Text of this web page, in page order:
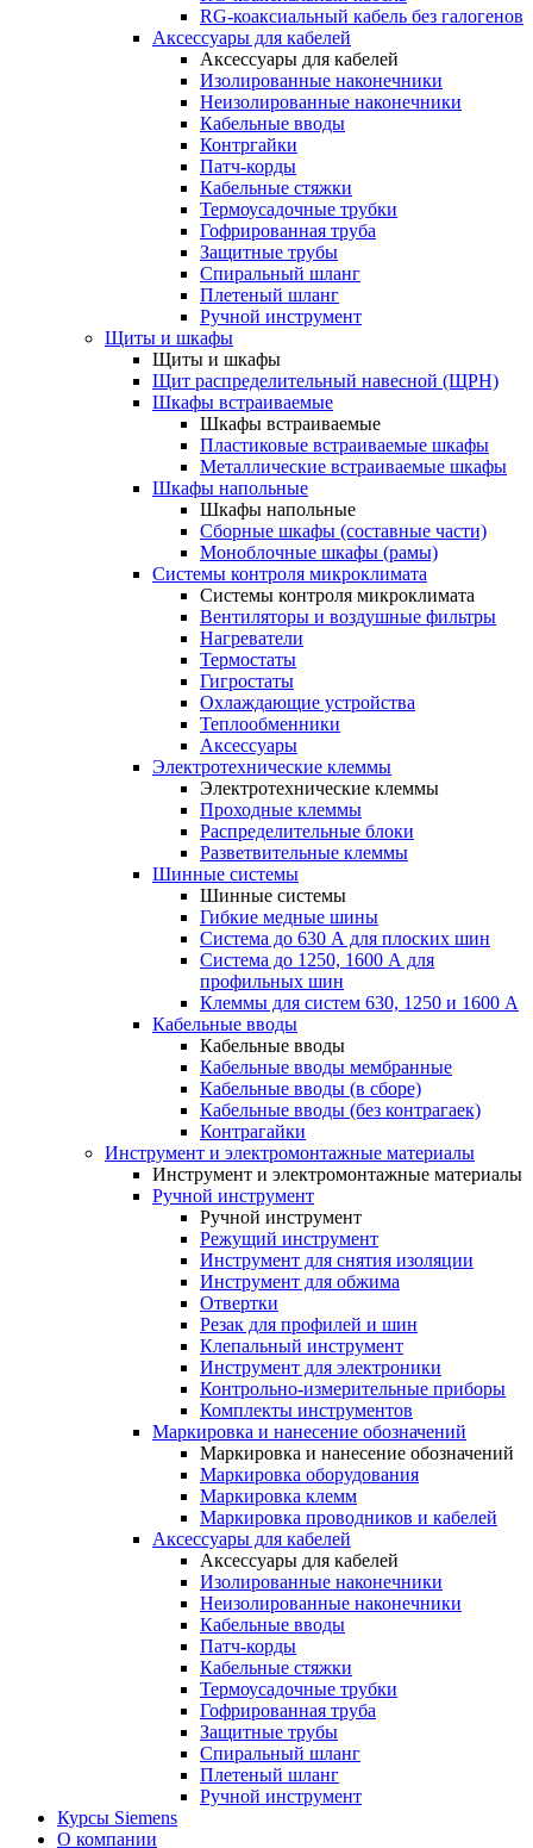
RG-коаксиальный кабель без галогенов
Аксессуары для кабелей
Аксессуары для кабелей
Изолированные наконечники
Неизолированные наконечники
Кабельные вводы
Контргайки
Патч-корды
Кабельные стяжки
Термоусадочные трубки
Гофрированная труба
Защитные трубы
Спиральный шланг
Плетеный шланг
Ручной инструмент
Щиты и шкафы
Щиты и шкафы
Щит распределительный навесной (ЩРН)
Шкафы встраиваемые
Шкафы встраиваемые
Пластиковые встраиваемые шкафы
Металлические встраиваемые шкафы
Шкафы напольные
Шкафы напольные
Сборные шкафы (составные части)
Моноблочные шкафы (рамы)
Системы контроля микроклимата
Системы контроля микроклимата
Вентиляторы и воздушные фильтры
Нагреватели
Термостаты
Гигростаты
Охлаждающие устройства
Теплообменники
Аксессуары
Электротехнические клеммы
Электротехнические клеммы
Проходные клеммы
Распределительные блоки
Разветвительные клеммы
Шинные системы
Шинные системы
Гибкие медные шины
Система до 630 А для плоских шин
Система до 1250, 1600 А для
профильных шин
Клеммы для систем 630, 1250 и 1600 А
Кабельные вводы
Кабельные вводы
Кабельные вводы мембранные
Кабельные вводы (в сборе)
Кабельные вводы (без контрагаек)
Контрагайки
Инструмент и электромонтажные материалы
Инструмент и электромонтажные материалы
Ручной инструмент
Ручной инструмент
Режущий инструмент
Инструмент для снятия изоляции
Инструмент для обжима
Отвертки
Резак для профилей и шин
Клепальный инструмент
Инструмент для электроники
Контрольно-измерительные приборы
Комплекты инструментов
Маркировка и нанесение обозначений
Маркировка и нанесение обозначений
Маркировка оборудования
Маркировка клемм
Маркировка проводников и кабелей
Аксессуары для кабелей
Аксессуары для кабелей
Изолированные наконечники
Неизолированные наконечники
Кабельные вводы
Патч-корды
Кабельные стяжки
Термоусадочные трубки
Гофрированная труба
Защитные трубы
Спиральный шланг
Плетеный шланг
Ручной инструмент
Курсы Siemens
О компании